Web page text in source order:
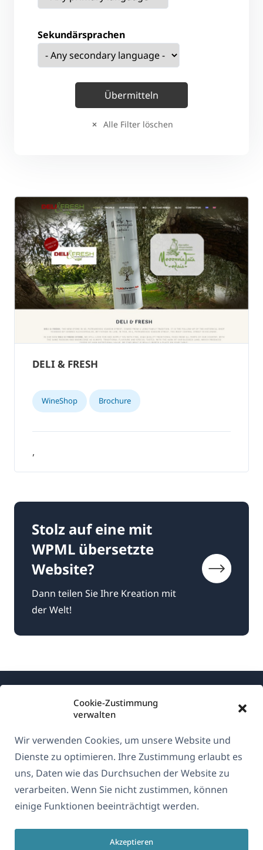
Cookie-Zustimmung
verwalten
Wir verwenden Cookies, um unsere Website und
Dienste zu optimieren. Ihre Zustimmung erlaubt es
uns, Daten wie das Durchsuchen der Website zu
verarbeiten. Wenn Sie nicht zustimmen, können
einige Funktionen beeinträchtigt werden.
Akzeptieren
Sekundärsprachen
Alle Filter löschen
DELI & FRESH
WineShop Brochure
,
Stolz auf eine mit
WPML übersetzte
Website?
Dann teilen Sie Ihre Kreation mit
der Welt!
Über WPML
DSGVO & Datenschutzrichtlinie
Unserem Team beitreten(öffnet
in
(öffnet
in
einem
(öffnet
in
einem
in